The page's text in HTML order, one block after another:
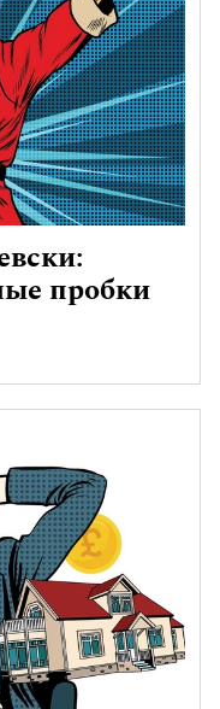
пробки